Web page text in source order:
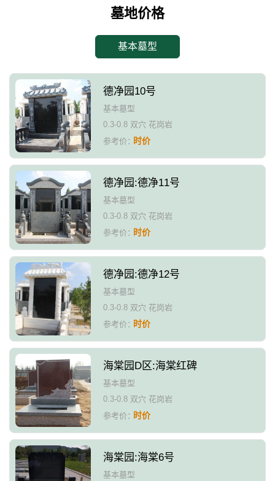
墓地价格
基本墓型
德净园10号
基本墓型
0.3-0.8 双穴 花岗岩
参考价：时价
德净园:德净11号
基本墓型
0.3-0.8 双穴 花岗岩
参考价：时价
德净园:德净12号
基本墓型
0.3-0.8 双穴 花岗岩
参考价：时价
海棠园D区:海棠红碑
基本墓型
0.3-0.8 双穴 花岗岩
参考价：时价
海棠园:海棠6号
基本墓型